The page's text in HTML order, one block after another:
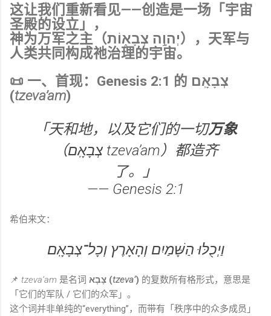
这让我们重新看见——创造是一场「宇宙
圣殿的设立」，
神为万军之主（יְהוָ֣ה צְבָא֑וֹת），天军与
人类共同构成祂治理的宇宙。
📜 一、首现：Genesis 2:1 的 צְבָאָֽם
(tzeva’am)
「天和地，以及它们的一切万象
（צְבָאָֽם tzeva’am）都造齐
了。」
—— Genesis 2:1
希伯来文：
וַיְכֻלּוּ הַשָּׁמַיִם וְהָאָרֶץ וְכָל־צְבָאָֽם׃
📌 tzeva’am 是名词 צָבָא (tzeva’) 的复数所有格形式，意思是
「它们的军队 / 它们的众军」。
这个词并非单纯的“everything”，而带有「秩序中的众多成员」